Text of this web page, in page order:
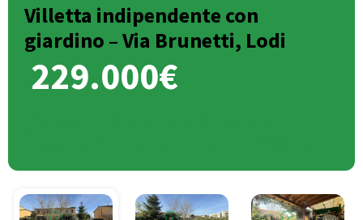
Villetta indipendente con
giardino – Via Brunetti, Lodi
229.000€